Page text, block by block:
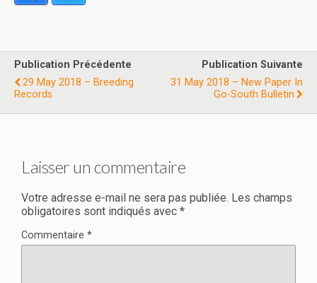
Publication Précédente
29 May 2018 – Breeding
Records
Publication Suivante
31 May 2018 – New Paper In
Go-South Bulletin
Laisser un commentaire
Votre adresse e-mail ne sera pas publiée. Les champs
obligatoires sont indiqués avec *
Commentaire *